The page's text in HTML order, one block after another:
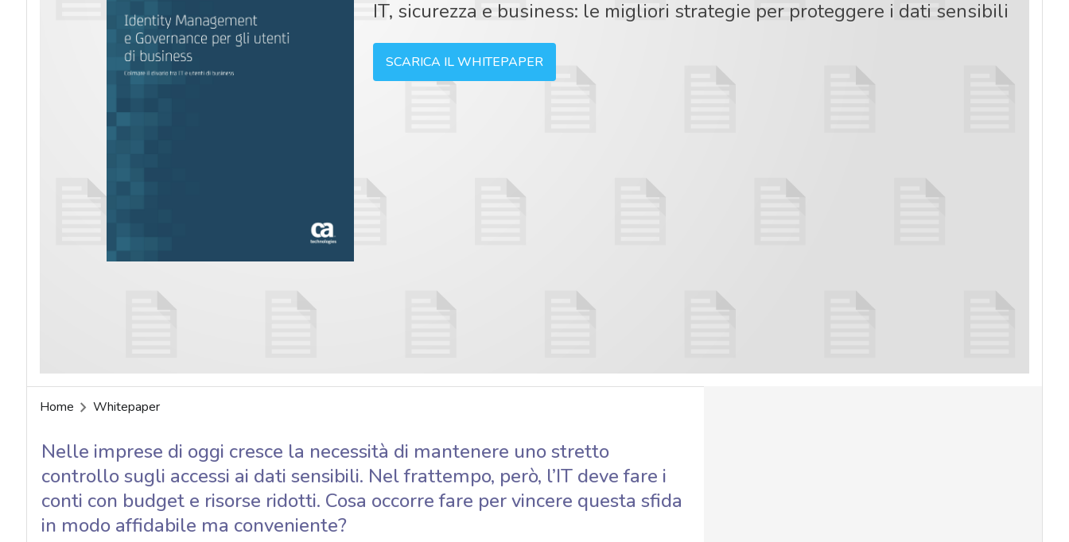
IT, sicurezza e business: le migliori strategie per proteggere i dati sensibili
SCARICA IL WHITEPAPER
Home Whitepaper
Nelle imprese di oggi cresce la necessità di mantenere uno stretto
controllo sugli accessi ai dati sensibili. Nel frattempo, però, l’IT deve fare i
conti con budget e risorse ridotti. Cosa occorre fare per vincere questa sfida
in modo affidabile ma conveniente?